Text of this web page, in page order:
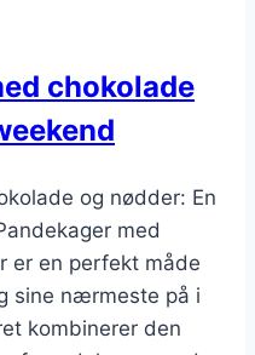
chokolade
og nødder: En
med
er en perfekt måde
sine nærmeste på i
kombinerer den